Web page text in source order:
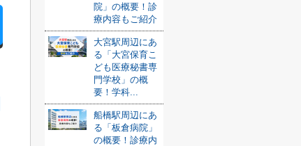
院」の概要！診
療内容もご紹介
大宮駅周辺にあ
る「大宮保育こ
ども医療秘書専
門学校」の概
要！学科...
船橋駅周辺にあ
る「板倉病院」
の概要！診療内